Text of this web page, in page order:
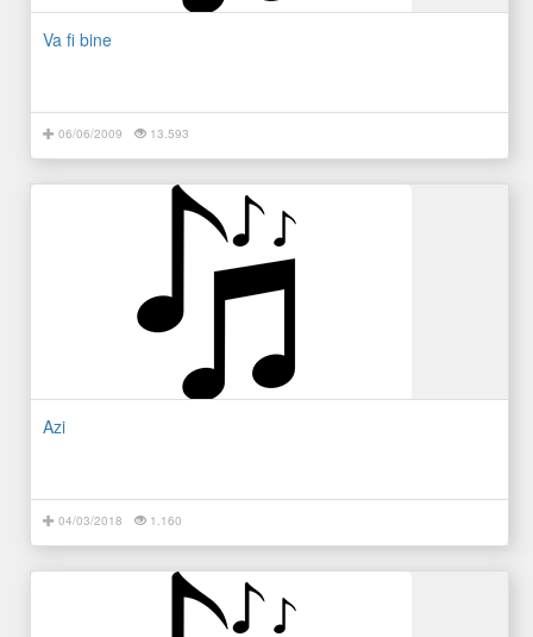
Va fi bine
06/06/2009 13.593
Azi
04/03/2018 1.160